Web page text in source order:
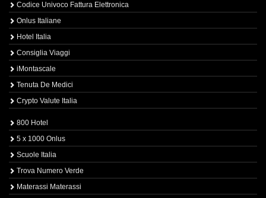
Codice Univoco Fattura Elettronica
Onlus Italiane
Hotel Italia
Consiglia Viaggi
iMontascale
Tenuta De Medici
Crypto Valute Italia
800 Hotel
5 x 1000 Onlus
Scuole Italia
Trova Numero Verde
Materassi Materassi